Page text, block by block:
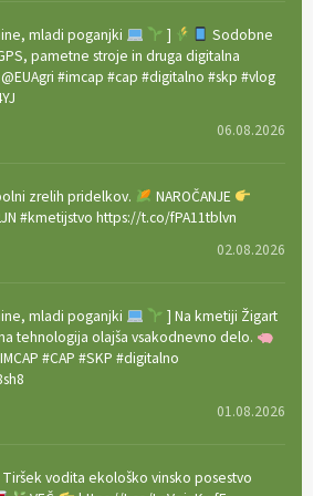
mladi poganjki ]
Sodobne
pametne stroje in druga digitalna
@EUAgri #imcap #cap #digitalno #skp #vlog
06.08.2026
zrelih pridelkov.
NAROČANJE
#kmetijstvo https://t.co/fPA11tblvn
02.08.2026
mladi poganjki
] Na kmetiji Žigart
tehnologija olajša vsakodnevno delo.
#CAP #SKP #digitalno
01.08.2026
vodita ekološko vinsko posestvo